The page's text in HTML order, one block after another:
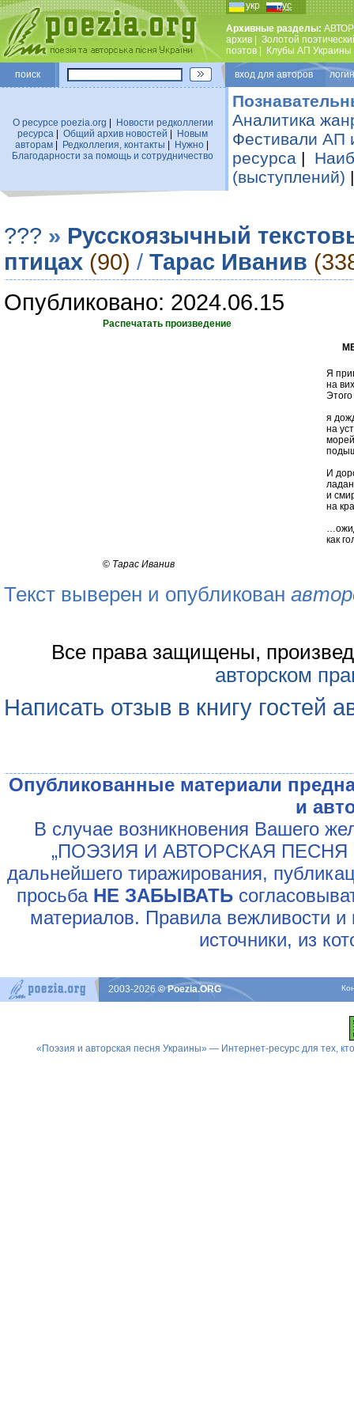
укр рус
Архивные разделы:
архив
Золотой
поэтов
Клубы АП Украины
поиск вход для авторов
О ресурсе poezia.org
Новости редколлегии
ресурса
Общий архив новостей
Новым
авторам| Редколлегия, контакты Нужно|
Благодарности за помощь и сотрудничество
Аналитика
Фестивали АП
ресурса |
(выступлений)
??? » Русскоязычный
птицах (90) / Тарас Иванив
Опубликовано: 2024.06.15
Распечатать произведение
Я
на
я
на
морей
И
и
на
как
© Тарас Иванив
Текст выверен и опубликован
Все права защищены,
авторском
Написать отзыв в книгу гостей
Опубликованные материали
и
В случае возникновения Вашего
„ПОЭЗИЯ И АВТОРСКАЯ ПЕСНЯ
дальнейшего тиражирования,
просьба НЕ ЗАБЫВАТЬ
материалов. Правила вежливости и
источники, из
2003-2026© Poezia.ORG
«Поэзия и авторская песня Украины» — Интернет-ресурс для тех,